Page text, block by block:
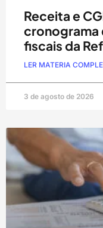
Receita e
cronograma
fiscais da
LER MATERIA
3 de agosto de 2026